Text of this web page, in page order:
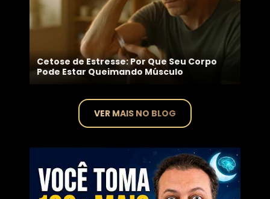
Cetose de Estresse: Por Que Seu Corpo
Pode Estar Queimando Músculo
VER MAIS NO BLOG